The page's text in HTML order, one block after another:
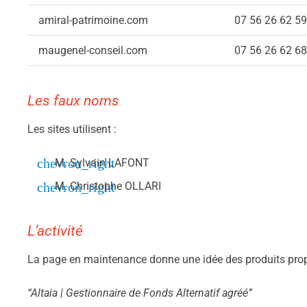
amiral-patrimoine.com 07 56 26 62 59
maugenel-conseil.com 07 56 26 62 68
Les faux noms
Les sites utilisent :
M. Sylvain LAFONT
M. Christophe OLLARI
L’activité
La page en maintenance donne une idée des produits
“Altaia | Gestionnaire de Fonds Alternatif agréé”